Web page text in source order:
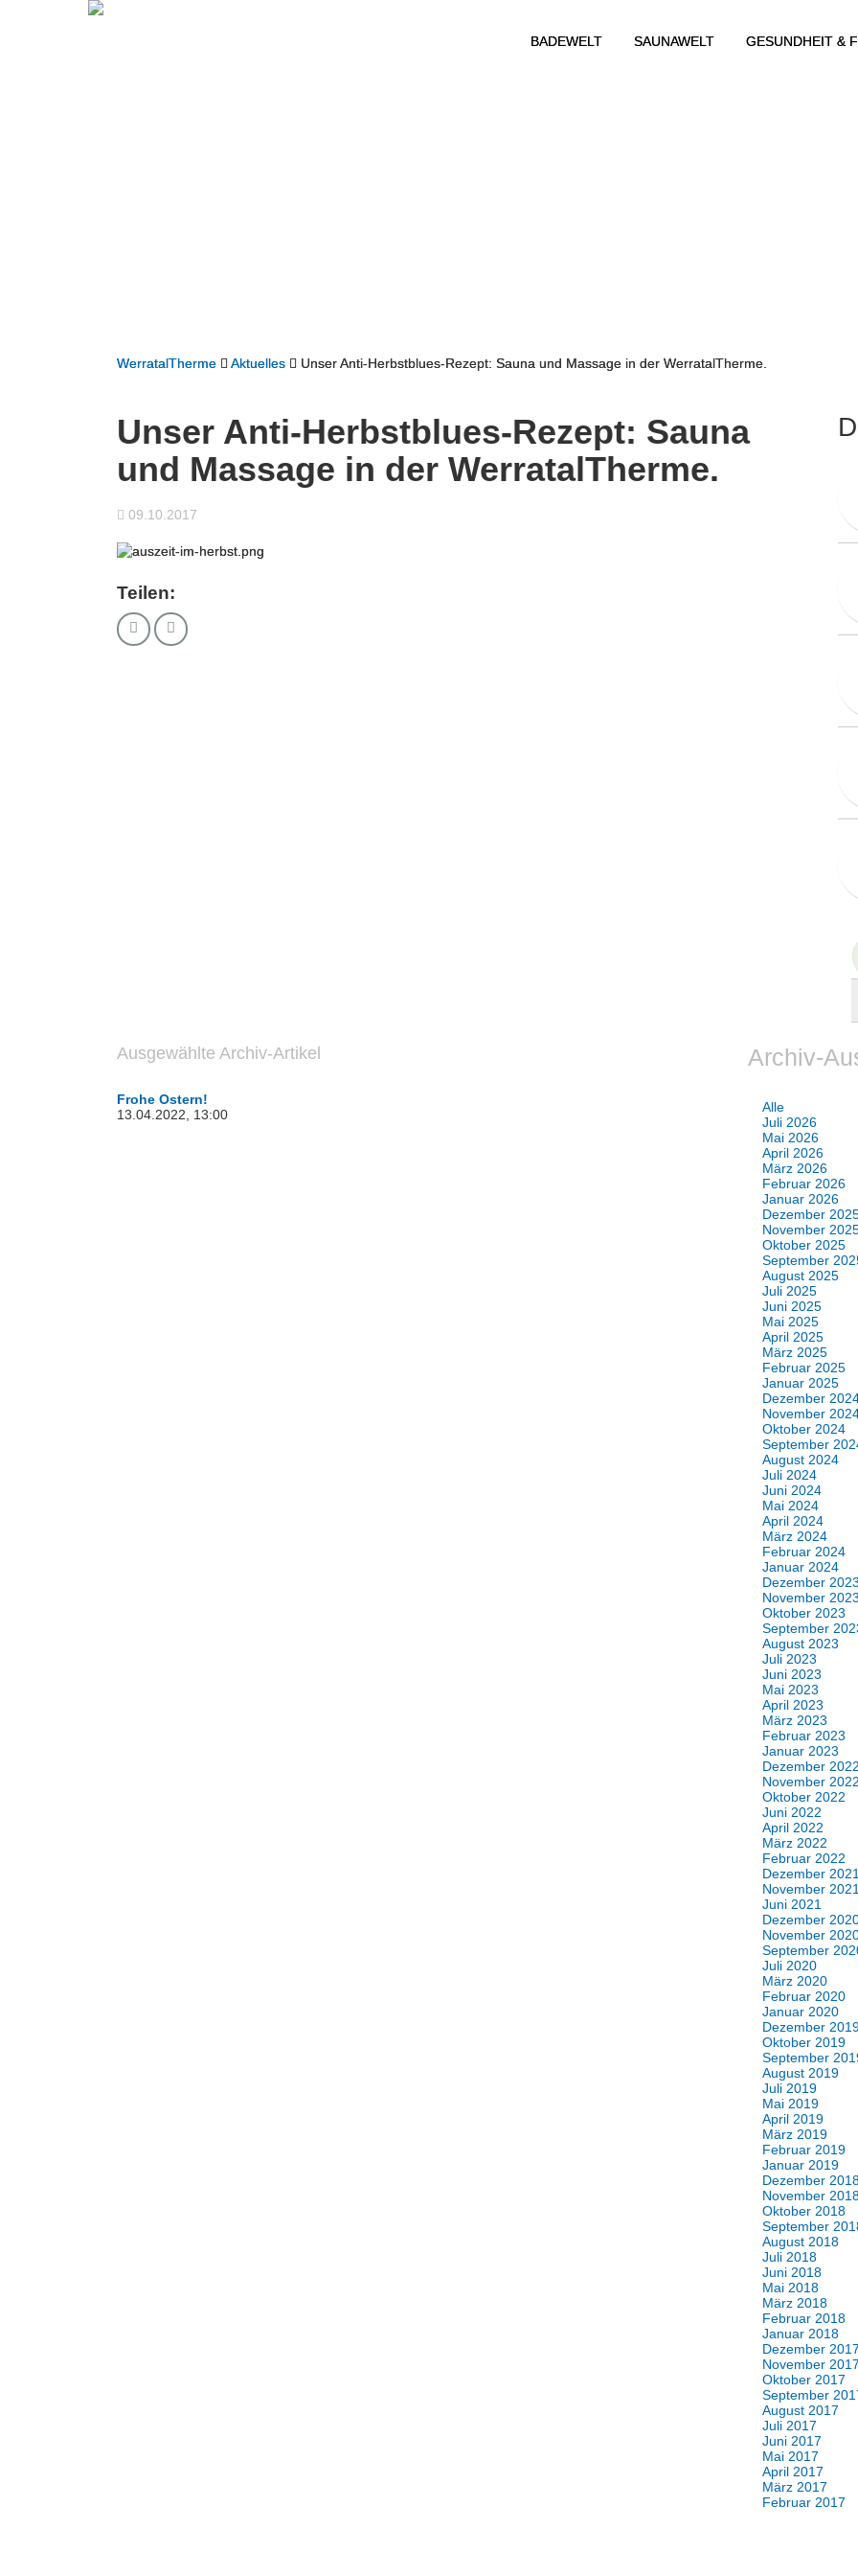
BADEWELT SAUNAWELT GESUNDHEIT &
WerratalTherme Aktuelles Unser Anti-Herbstblues-Rezept: Sauna und Massage in der WerratalTherme.
Unser Anti-Herbstblues-Rezept: Sauna
und Massage in der WerratalTherme.
09.10.2017
Teilen:
Ausgewählte Archiv-Artikel
Frohe Ostern!
13.04.2022, 13:00
Archiv-
Alle
Juli 2026
Mai 2026
April 2026
März 2026
Februar 2026
Januar 2026
Dezember
November
Oktober 2025
September
August 2025
Juli 2025
Juni 2025
Mai 2025
April 2025
März 2025
Februar 2025
Januar 2025
Dezember
November
Oktober 2024
September
August 2024
Juli 2024
Juni 2024
Mai 2024
April 2024
März 2024
Februar 2024
Januar 2024
Dezember 2023
November 2023
Oktober 2023
September
August 2023
Juli 2023
Juni 2023
Mai 2023
April 2023
März 2023
Februar 2023
Januar 2023
Dezember 2022
November 2022
Oktober 2022
Juni 2022
April 2022
März 2022
Februar 2022
Dezember 2021
November 2021
Juni 2021
Dezember
November
September
Juli 2020
März 2020
Februar 2020
Januar 2020
Dezember
Oktober 2019
September
August 2019
Juli 2019
Mai 2019
April 2019
März 2019
Februar 2019
Januar 2019
Dezember
November
Oktober 2018
September
August 2018
Juli 2018
Juni 2018
Mai 2018
März 2018
Februar 2018
Januar 2018
Dezember 2017
November 2017
Oktober 2017
September
August 2017
Juli 2017
Juni 2017
Mai 2017
April 2017
März 2017
Februar 2017